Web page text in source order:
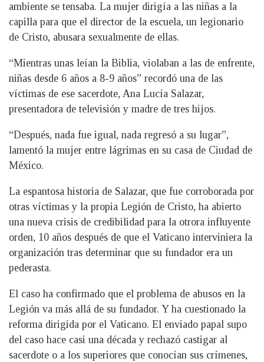
ambiente se tensaba. La mujer dirigía a las niñas a la
capilla para que el director de la escuela, un legionario
de Cristo, abusara sexualmente de ellas.
“Mientras unas leían la Biblia, violaban a las de enfrente,
niñas desde 6 años a 8-9 años” recordó una de las
víctimas de ese sacerdote, Ana Lucía Salazar,
presentadora de televisión y madre de tres hijos.
“Después, nada fue igual, nada regresó a su lugar”,
lamentó la mujer entre lágrimas en su casa de Ciudad de
México.
La espantosa historia de Salazar, que fue corroborada por
otras víctimas y la propia Legión de Cristo, ha abierto
una nueva crisis de credibilidad para la otrora influyente
orden, 10 años después de que el Vaticano interviniera la
organización tras determinar que su fundador era un
pederasta.
El caso ha confirmado que el problema de abusos en la
Legión va más allá de su fundador. Y ha cuestionado la
reforma dirigida por el Vaticano. El enviado papal supo
del caso hace casi una década y rechazó castigar al
sacerdote o a los superiores que conocían sus crímenes,